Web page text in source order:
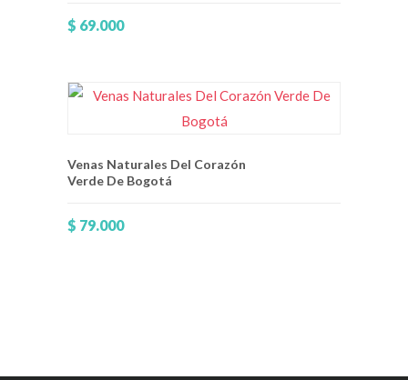
$ 69.000
Venas Naturales Del Corazón
Verde De Bogotá
$ 79.000